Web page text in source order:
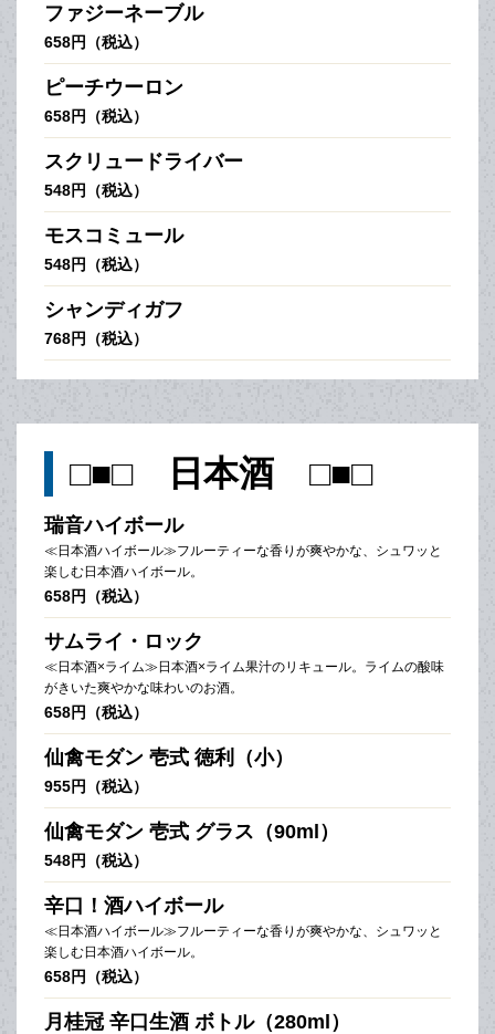
ファジーネーブル
658円（税込）
ピーチウーロン
658円（税込）
スクリュードライバー
548円（税込）
モスコミュール
548円（税込）
シャンディガフ
768円（税込）
□■□ 日本酒 □■□
瑞音ハイボール
≪日本酒ハイボール≫フルーティーな香りが爽やかな、シュワッと
楽しむ日本酒ハイボール。
658円（税込）
サムライ・ロック
≪日本酒×ライム≫日本酒×ライム果汁のリキュール。ライムの酸味
がきいた爽やかな味わいのお酒。
658円（税込）
仙禽モダン 壱式 徳利（小）
955円（税込）
仙禽モダン 壱式 グラス（90ml）
548円（税込）
辛口！酒ハイボール
≪日本酒ハイボール≫フルーティーな香りが爽やかな、シュワッと
楽しむ日本酒ハイボール。
658円（税込）
月桂冠 辛口生酒 ボトル（280ml）